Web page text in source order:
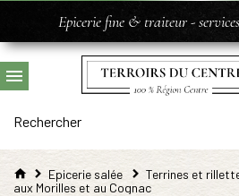
Epicerie fine & traiteur -
Epicerie salée Terrines et
aux Morilles et au Cognac